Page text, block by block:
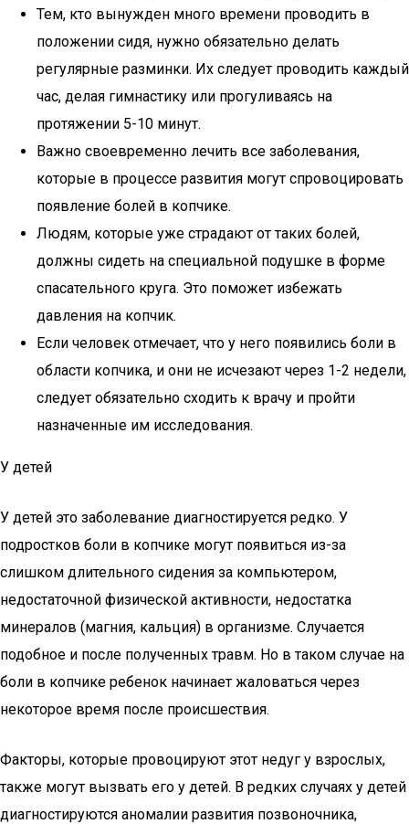
Тем, кто вынужден много времени проводить в
положении сидя, нужно обязательно делать
регулярные разминки. Их следует проводить каждый
час, делая гимнастику или прогуливаясь на
протяжении 5-10 минут.
Важно своевременно лечить все заболевания,
которые в процессе развития могут спровоцировать
появление болей в копчике.
Людям, которые уже страдают от таких болей,
должны сидеть на специальной подушке в форме
спасательного круга. Это поможет избежать
давления на копчик.
Если человек отмечает, что у него появились боли в
области копчика, и они не исчезают через 1-2 недели,
следует обязательно сходить к врачу и пройти
назначенные им исследования.
У детей
У детей это заболевание диагностируется редко. У
подростков боли в копчике могут появиться из-за
слишком длительного сидения за компьютером,
недостаточной физической активности, недостатка
минералов (магния, кальция) в организме. Случается
подобное и после полученных травм. Но в таком случае на
боли в копчике ребенок начинает жаловаться через
некоторое время после происшествия.
Факторы, которые провоцируют этот недуг у взрослых,
также могут вызвать его у детей. В редких случаях у детей
диагностируются аномалии развития позвоночника,